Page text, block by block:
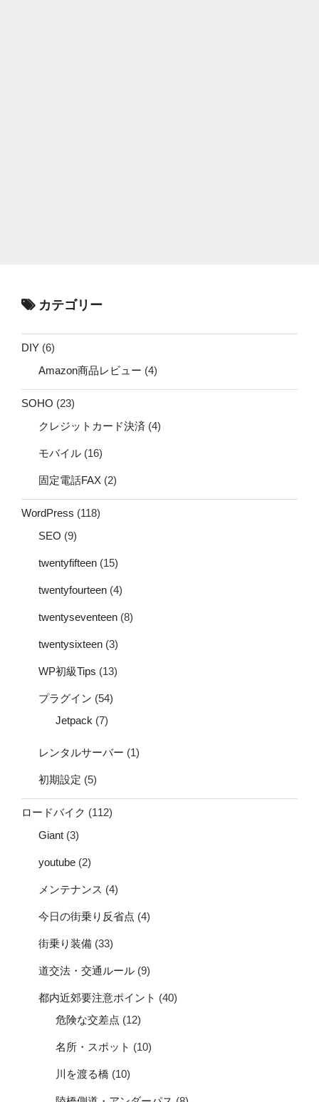
カテゴリー
DIY (6)
Amazon商品レビュー (4)
SOHO (23)
クレジットカード決済 (4)
モバイル (16)
固定電話FAX (2)
WordPress (118)
SEO (9)
twentyfifteen (15)
twentyfourteen (4)
twentyseventeen (8)
twentysixteen (3)
WP初級Tips (13)
プラグイン (54)
Jetpack (7)
レンタルサーバー (1)
初期設定 (5)
ロードバイク (112)
Giant (3)
youtube (2)
メンテナンス (4)
今日の街乗り反省点 (4)
街乗り装備 (33)
道交法・交通ルール (9)
都内近郊要注意ポイント (40)
危険な交差点 (12)
名所・スポット (10)
川を渡る橋 (10)